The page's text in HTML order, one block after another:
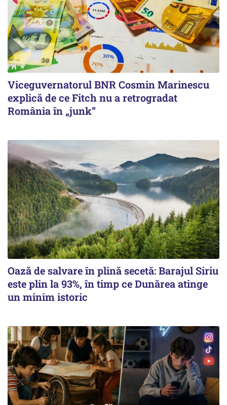
Viceguvernatorul BNR Cosmin Marinescu
explică de ce Fitch nu a retrogradat
România în „junk”
Oază de salvare în plină secetă: Barajul Siriu
este plin la 93%, în timp ce Dunărea atinge
un minim istoric